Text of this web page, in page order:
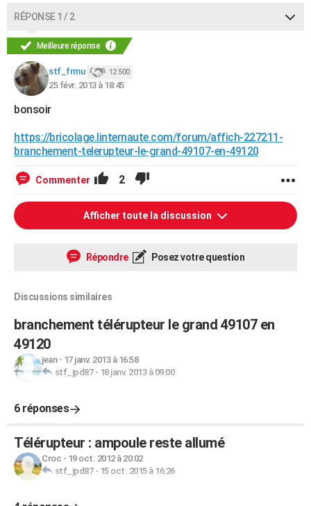
RÉPONSE 1 / 2
Meilleure réponse
stf_frmu 12 500
25 févr. 2013 à 18:45
bonsoir
https://bricolage.linternaute.com/forum/affich-227211-
branchement-telerupteur-le-grand-49107-en-49120
Commenter 2
Afficher toute la discussion
Répondre Posez votre question
Discussions similaires
branchement télérupteur le grand 49107 en
49120
jean- 17 janv. 2013 à 16:58
stf_jpd87- 18 janv. 2013 à 09:00
6 réponses
Télérupteur : ampoule reste allumé
Croc - 19 oct. 2012 à 20:02
stf_jpd87- 15 oct. 2015 à 16:26